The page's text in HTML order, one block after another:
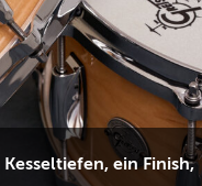
ein Finish,